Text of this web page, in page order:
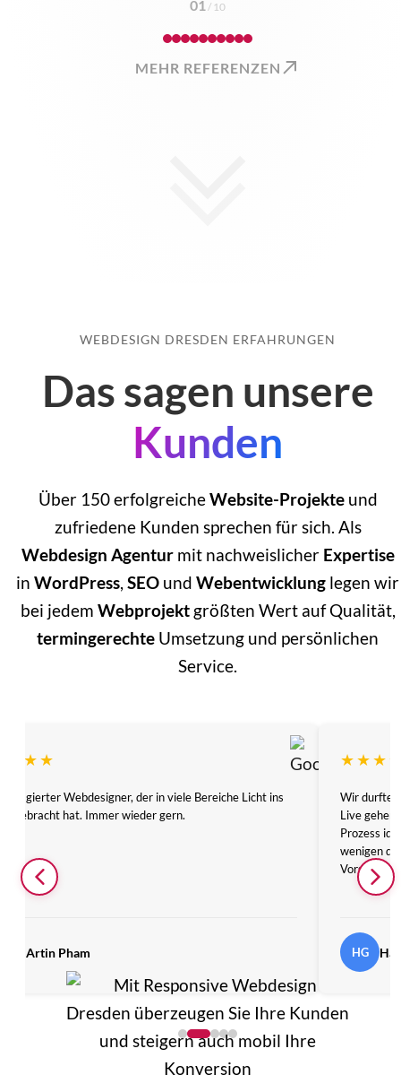
01 / 10
MEHR REFERENZEN
WEBDESIGN DRESDEN ERFAHRUNGEN
Das sagen unsere
Kunden
Über 150 erfolgreicheWebsite-Projekteund
zufriedene Kunden sprechen für sich. Als
Webdesign Agenturmit nachweislicher Expertise
in WordPress, SEO und Webentwicklung legen wir
bei jedem Webprojektgrößten Wert auf Qualität,
termingerechte Umsetzung und persönlichen
Service.
Webdesigner, der in viele Bereiche Licht ins
gebracht hat. Immer wieder gern.
MArtin Pham
Wir durften
Live
Prozess
wenigen
HG